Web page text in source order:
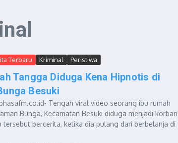
Terbaru Kriminal Peristiwa
Tangga Diduga Kena Hipnotis di
Besuki
Tengah viral video seorang ibu rumah
Bunga, Kecamatan Besuki diduga menjadi korban
tersebut bercerita, ketika dia pulang dari berbelanja di